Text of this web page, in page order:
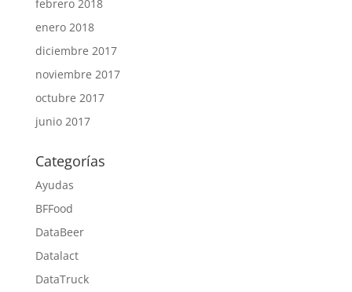
febrero 2018
enero 2018
diciembre 2017
noviembre 2017
octubre 2017
junio 2017
Categorías
Ayudas
BFFood
DataBeer
Datalact
DataTruck